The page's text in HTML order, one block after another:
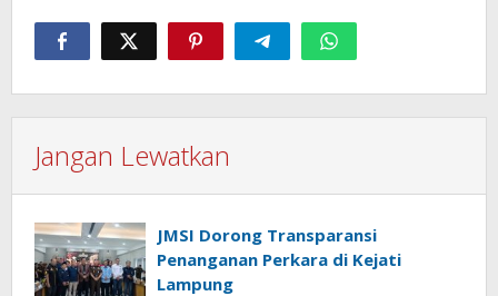
Jangan Lewatkan
JMSI Dorong Transparansi
Penanganan Perkara di Kejati
Lampung